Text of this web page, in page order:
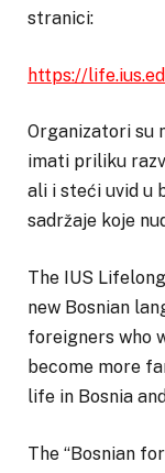
stranici:
https://
Organizatori su
imati priliku
ali i steći uvid u
sadržaje koje
The IUS
new Bosnian
foreigners who
become more
life in Bosnia
The “Bosnian